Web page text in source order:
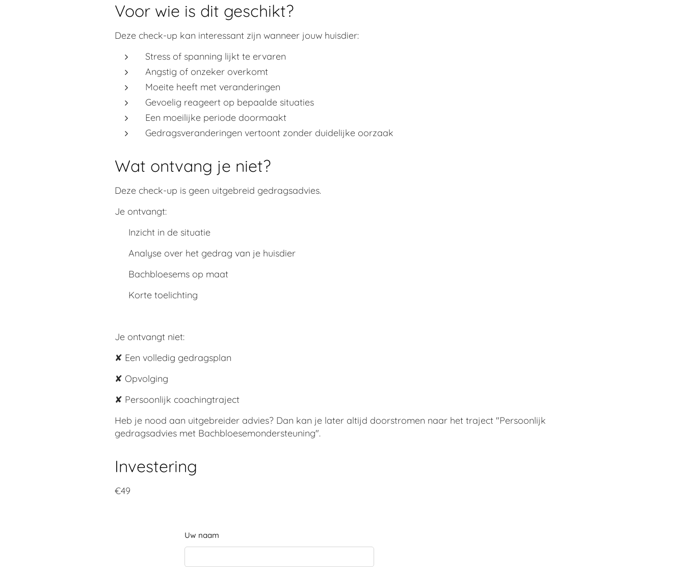
Voor wie is dit geschikt?
Deze check-up kan interessant zijn wanneer jouw huisdier:
Stress of spanning lijkt te ervaren
Angstig of onzeker overkomt
Moeite heeft met veranderingen
Gevoelig reageert op bepaalde situaties
Een moeilijke periode doormaakt
Gedragsveranderingen vertoont zonder duidelijke oorzaak
Wat ontvang je niet?
Deze check-up is geen uitgebreid gedragsadvies.
Je ontvangt:
✔ Inzicht in de situatie
✔ Analyse over het gedrag van je huisdier
✔ Bachbloesems op maat
✔ Korte toelichting
Je ontvangt niet:
✘ Een volledig gedragsplan
✘ Opvolging
✘ Persoonlijk coachingtraject
Heb je nood aan uitgebreider advies? Dan kan je later altijd doorstromen naar het traject "Persoonlijk
gedragsadvies met Bachbloesemondersteuning".
Investering
€49
Uw naam